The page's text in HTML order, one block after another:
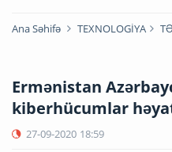
Ana Səhifə TEXNOLOGİYA
Ermənistan
kiberhücumlar
27-09-2020 18:59